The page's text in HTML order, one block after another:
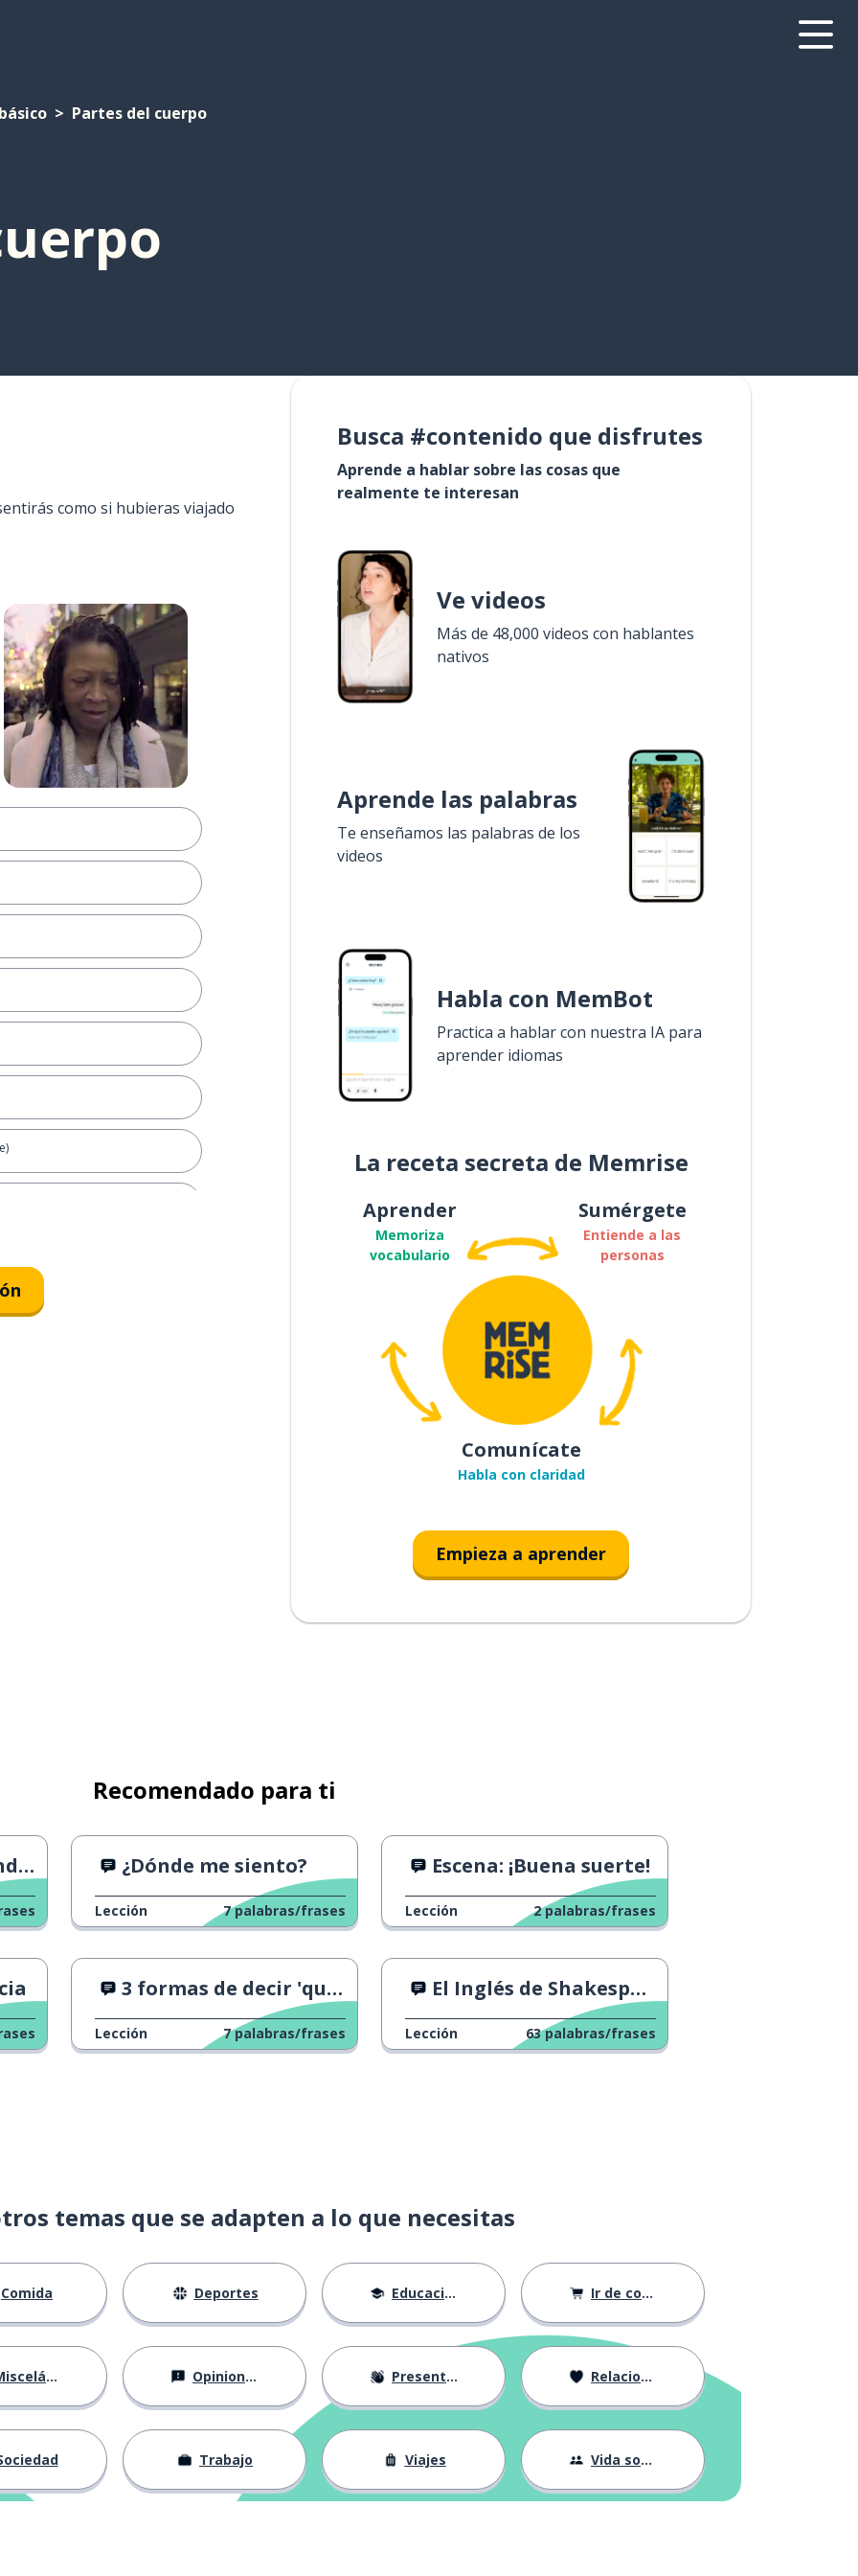
Partes del cuerpo
como si hubieras viajado
Busca #contenido que disfrutes
Aprende a hablar sobre las cosas que
realmente te interesan
Ve videos
Más de 48,000 videos con hablantes
nativos
Aprende las palabras
Te enseñamos las palabras de los
videos
Habla con MemBot
Practica a hablar con nuestra IA para
aprender idiomas
La receta secreta de Memrise
Aprender
Memoriza
vocabulario
Sumérgete
Entiende a las
personas
Comunícate
Habla con claridad
Empieza a aprender
Recomendado para ti
¿Dónde me siento?
Lección 7 palabras/frases
Escena: ¡Buena suerte!
Lección 2 palabras/frases
3 formas de decir 'qué calor'
Lección 7 palabras/frases
El Inglés de Shakespeare
Lección 63 palabras/frases
temas que se adapten a lo que necesitas
Comida Deportes Educación Ir de compras
Opiniones Presentándose Relaciones
Trabajo Viajes Vida social